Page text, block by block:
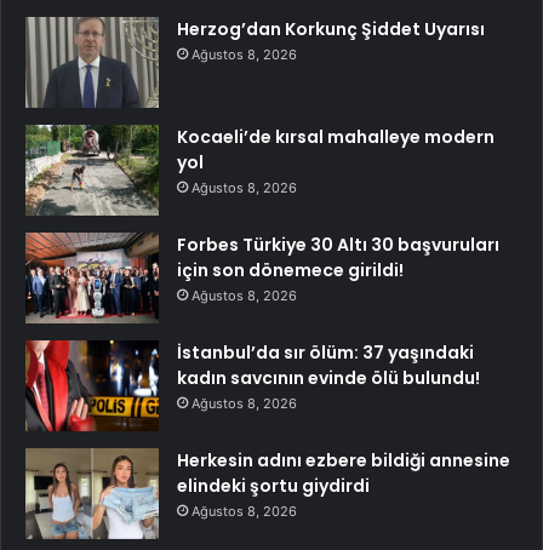
Herzog’dan Korkunç Şiddet Uyarısı
Ağustos 8, 2026
Kocaeli’de kırsal mahalleye modern
yol
Ağustos 8, 2026
Forbes Türkiye 30 Altı 30 başvuruları
için son dönemece girildi!
Ağustos 8, 2026
İstanbul’da sır ölüm: 37 yaşındaki
kadın savcının evinde ölü bulundu!
Ağustos 8, 2026
Herkesin adını ezbere bildiği annesine
elindeki şortu giydirdi
Ağustos 8, 2026